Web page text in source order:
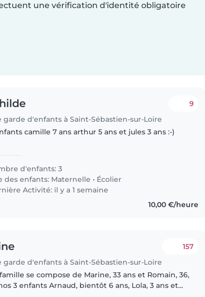
une vérification d'identité obligatoire
garde d'enfants à Saint-Sébastien-sur-Loire
9
camille 7 ans arthur 5 ans et jules 3 ans :-)
d'enfants: 3
des enfants: Maternelle • Écolier
Activité: il y a 1 semaine
10,00 €/heure
garde d'enfants à Saint-Sébastien-sur-Loire
157
se compose de Marine, 33 ans et Romain, 36,
3 enfants Arnaud, bientôt 6 ans, Lola, 3 ans et